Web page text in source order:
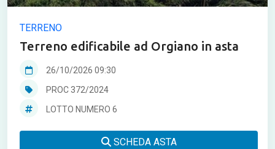
TERRENO
Terreno edificabile ad Orgiano in asta
26/10/2026 09:30
PROC 372/2024
LOTTO NUMERO 6
SCHEDA ASTA